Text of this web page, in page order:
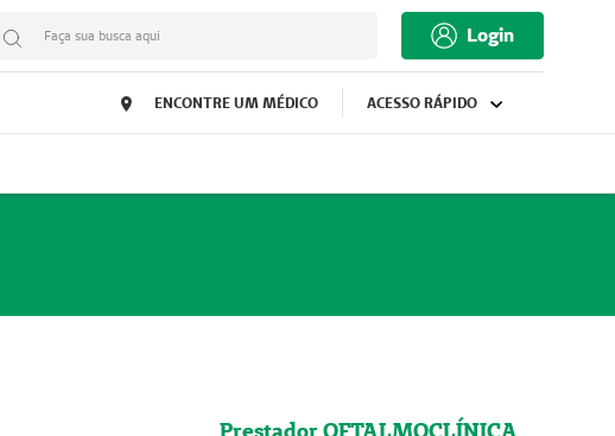
Faça sua busca aqui Login
ENCONTRE UM MÉDICO ACESSO RÁPIDO